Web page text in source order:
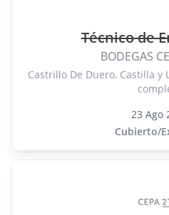
Técnico de
BODEGAS
Castrillo De Duero, Castilla y
23 Ago
Cubierto/